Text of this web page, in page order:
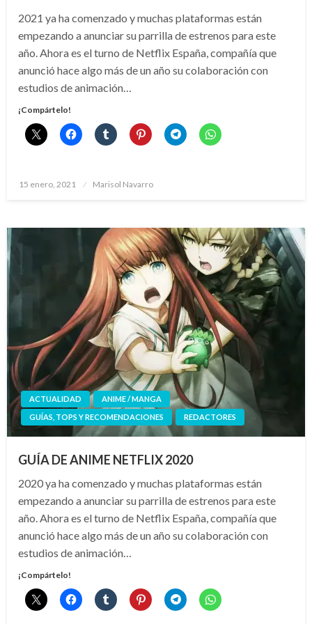
2021 ya ha comenzado y muchas plataformas están
empezando a anunciar su parrilla de estrenos para este
año. Ahora es el turno de Netflix España, compañía que
anunció hace algo más de un año su colaboración con
estudios de animación…
¡Compártelo!
Publicado
15 enero, 2021 Marisol Navarro
ACTUALIDAD
ANIME / MANGA
GUÍAS, TOPS Y RECOMENDACIONES
REDACTORES
GUÍA DE ANIME NETFLIX 2020
2020 ya ha comenzado y muchas plataformas están
empezando a anunciar su parrilla de estrenos para este
año. Ahora es el turno de Netflix España, compañía que
anunció hace algo más de un año su colaboración con
estudios de animación…
¡Compártelo!